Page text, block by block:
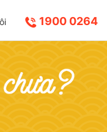
1900 0264